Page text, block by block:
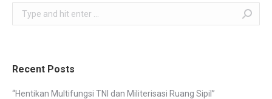
Search:
Recent Posts
“Hentikan Multifungsi TNI dan Militerisasi Ruang Sipil”